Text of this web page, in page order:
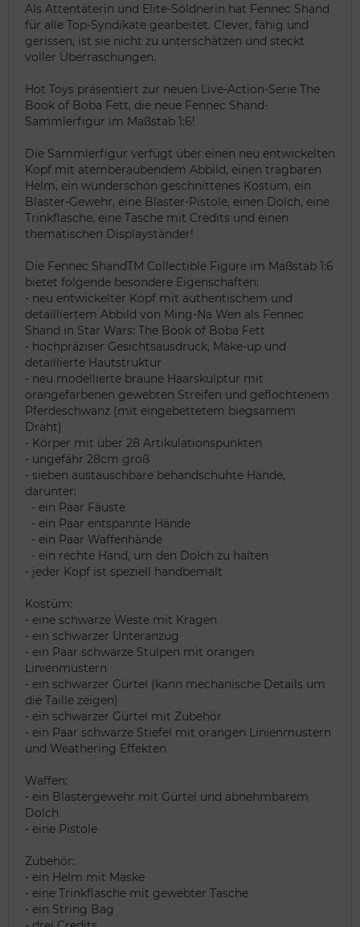
Als Attentäterin und Elite-Söldnerin hat Fennec Shand
für alle Top-Syndikate gearbeitet. Clever, fähig und
gerissen, ist sie nicht zu unterschätzen und steckt
voller Überraschungen.
Hot Toys präsentiert zur neuen Live-Action-Serie The
Book of Boba Fett, die neue Fennec Shand-
Sammlerfigur im Maßstab 1:6!
Die Sammlerfigur verfügt über einen neu entwickelten
Kopf mit atemberaubendem Abbild, einen tragbaren
Helm, ein wunderschön geschnittenes Kostüm, ein
Blaster-Gewehr, eine Blaster-Pistole, einen Dolch, eine
Trinkflasche, eine Tasche mit Credits und einen
thematischen Displayständer!
Die Fennec ShandTM Collectible Figure im Maßstab 1:6
bietet folgende besondere Eigenschaften:
- neu entwickelter Kopf mit authentischem und
detailliertem Abbild von Ming-Na Wen als Fennec
Shand in Star Wars: The Book of Boba Fett
- hochpräziser Gesichtsausdruck, Make-up und
detaillierte Hautstruktur
- neu modellierte braune Haarskulptur mit
orangefarbenen gewebten Streifen und geflochtenem
Pferdeschwanz (mit eingebettetem biegsamem
Draht)
- Körper mit über 28 Artikulationspunkten
- ungefähr 28cm groß
- sieben austauschbare behandschuhte Hände,
darunter:
- ein Paar Fäuste
- ein Paar entspannte Hände
- ein Paar Waffenhände
- ein rechte Hand, um den Dolch zu halten
- jeder Kopf ist speziell handbemalt
Kostüm:
- eine schwarze Weste mit Kragen
- ein schwarzer Unteranzug
- ein Paar schwarze Stulpen mit orangen
Linienmustern
- ein schwarzer Gürtel (kann mechanische Details um
die Taille zeigen)
- ein schwarzer Gürtel mit Zubehör
- ein Paar schwarze Stiefel mit orangen Linienmustern
und Weathering Effekten
Waffen:
- ein Blastergewehr mit Gürtel und abnehmbarem
Dolch
- eine Pistole
Zubehör:
- ein Helm mit Maske
- eine Trinkflasche mit gewebter Tasche
- ein String Bag